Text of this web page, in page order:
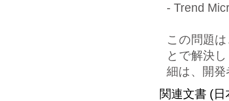
- Trend
この問題
とで解決
関連文書 (日